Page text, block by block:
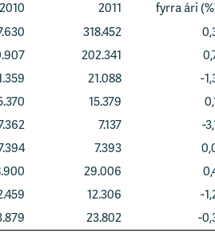
2010
2011 fyrra ári
318.452
202.341
21.088 -
15.379
7.137 -
7.393
29.006
12.306 -
23.802 -